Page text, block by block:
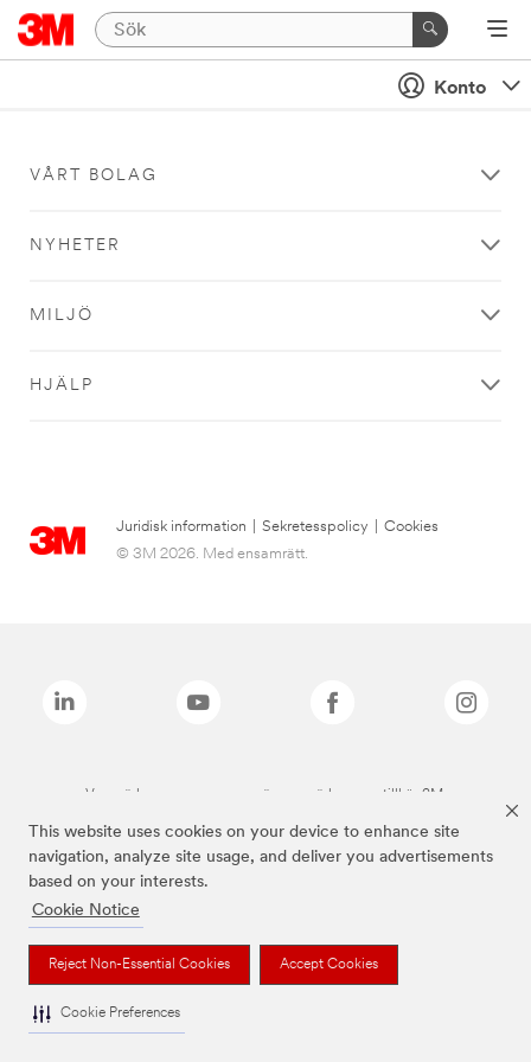
This website uses cookies on your device to enhance site
navigation, analyze site usage, and deliver you advertisements
based on your interests.
Cookie Notice
Reject Non-Essential Cookies Accept Cookies
Cookie Preferences
Konto
VÅRT BOLAG
NYHETER
MILJÖ
HJÄLP
Juridisk information Sekretesspolicy
Cookies
© 3M 2026. Med ensamrätt.
Varumärken som anges ovan är varumärken som tillhör 3M.